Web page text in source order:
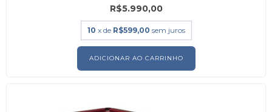
R$5.990,00
10 x de R$599,00 sem juros
ADICIONAR AO CARRINHO